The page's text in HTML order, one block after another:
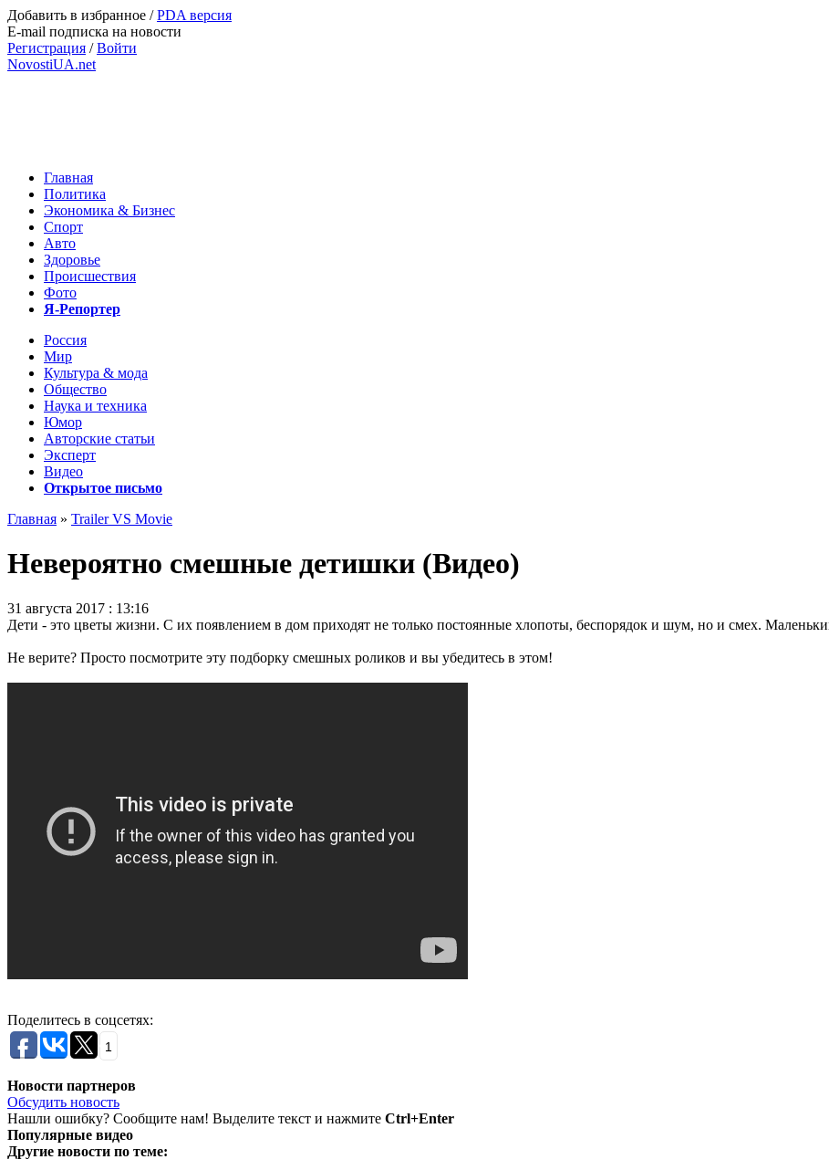
Добавить в избранное /PDA версия
E-mail подписка на новости
Регистрация /Войти
NovostiUA.net
Главная
Политика
Экономика & Бизнес
Спорт
Авто
Здоровье
Происшествия
Фото
Я-Репортер
Россия
Мир
Культура & мода
Общество
Наука и техника
Юмор
Авторские статьи
Эксперт
Видео
Открытое письмо
Главная » Trailer VS Movie
Невероятно смешные детишки (Видео)
31 августа 2017 : 13:16
Дети - это цветы жизни. С их появлением в дом приходят не только постоянные хлопоты, беспорядок и шум, но и смех.
Не верите? Просто посмотрите эту подборку смешных роликов и вы убедитесь в этом!
Поделитесь в соцсетях:
1
Новости партнеров
Обсудить новость
Нашли ошибку? Сообщите нам! Выделите текст и нажмите Ctrl+Enter
Популярные видео
Другие новости по теме: